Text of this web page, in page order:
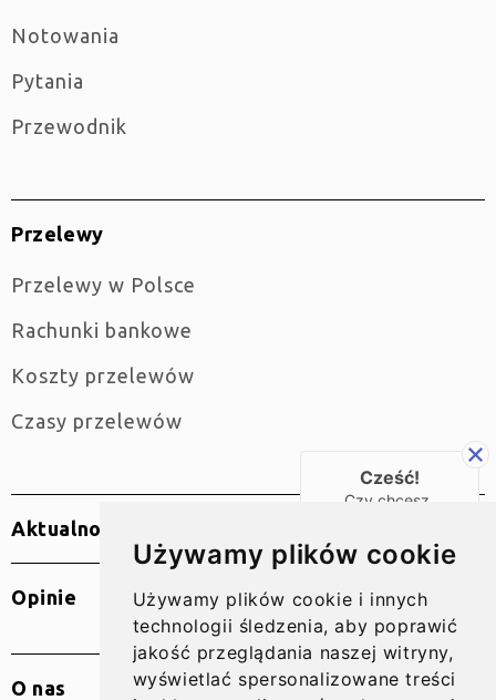
Używamy plików cookie
Używamy plików cookie i innych
technologii śledzenia, aby poprawić
jakość przeglądania naszej witryny,
wyświetlać spersonalizowane treści
Notowania
Pytania
Przewodnik
Przelewy
Przelewy w Polsce
Rachunki bankowe
Koszty przelewów
Czasy przelewów
Aktualności
Opinie
O nas
Cześć!
Czy chcesz,
do Ciebie za darmo
w28sekund?
TAK